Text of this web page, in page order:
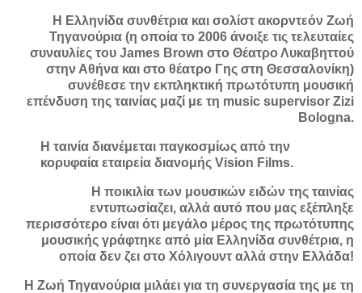
Η Ελληνίδα συνθέτρια και σολίστ ακορντεόν Ζωή
Τηγανούρια (η οποία το 2006 άνοιξε τις τελευταίες
συναυλίες του James Brown στο Θέατρο Λυκαβηττού
στην Αθήνα και στο θέατρο Γης στη Θεσσαλονίκη)
συνέθεσε την εκπληκτική πρωτότυπη μουσική
επένδυση της ταινίας μαζί με τη music supervisor Zizi
Bologna.
Η ταινία διανέμεται παγκοσμίως από την
κορυφαία εταιρεία διανομής Vision Films.
Η ποικιλία των μουσικών ειδών της ταινίας
εντυπωσίαζει, αλλά αυτό που μας εξέπληξε
περισσότερο είναι ότι μεγάλο μέρος της πρωτότυπης
μουσικής γράφτηκε από μία Ελληνίδα συνθέτρια, η
οποία δεν ζει στο Χόλιγουντ αλλά στην Ελλάδα!
Η Ζωή Τηγανούρια μιλάει για τη συνεργασία της με τη